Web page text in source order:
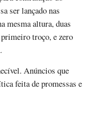
ser lançado nas
mesma altura, duas
primeiro troço, e zero
Anúncios que
feita de promessas e